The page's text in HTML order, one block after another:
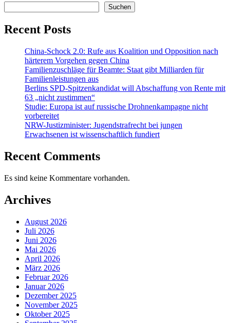
Suchen
Recent Posts
China-Schock 2.0: Rufe aus Koalition und Opposition nach
härterem Vorgehen gegen China
Familienzuschläge für Beamte: Staat gibt Milliarden für
Familienleistungen aus
Berlins SPD-Spitzenkandidat will Abschaffung von Rente mit
63 „nicht zustimmen“
Studie: Europa ist auf russische Drohnenkampagne nicht
vorbereitet
NRW-Justizminister: Jugendstrafrecht bei jungen
Erwachsenen ist wissenschaftlich fundiert
Recent Comments
Es sind keine Kommentare vorhanden.
Archives
August 2026
Juli 2026
Juni 2026
Mai 2026
April 2026
März 2026
Februar 2026
Januar 2026
Dezember 2025
November 2025
Oktober 2025